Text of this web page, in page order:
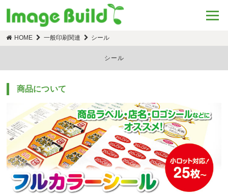
HOME 一般印刷関連 シール
シール
商品について